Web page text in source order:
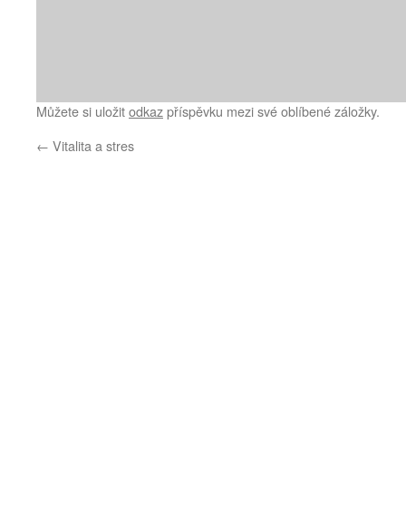
Můžete si uložitodkazpříspěvku mezi své oblíbené záložky.
← Vitalita a stres